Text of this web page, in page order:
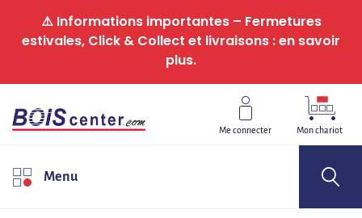
⚠️ Informations importantes – Fermetures
estivales, Click & Collect et livraisons : en savoir
plus.
Me connecter Mon chariot
Menu